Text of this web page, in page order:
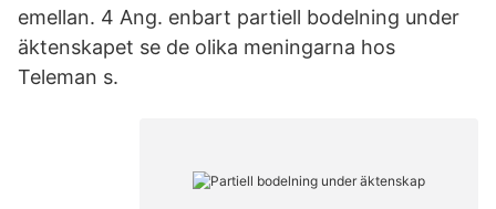
emellan. 4 Ang. enbart partiell bodelning under
äktenskapet se de olika meningarna hos
Teleman s.